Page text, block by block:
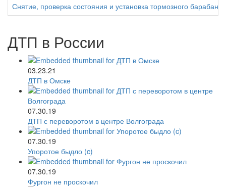
Снятие, проверка состояния и установка тормозного барабана
ДТП в России
03.23.21
ДТП в Омске
07.30.19
ДТП с переворотом в центре Волгограда
07.30.19
Упоротое быдло (c)
07.30.19
Фургон не проскочил